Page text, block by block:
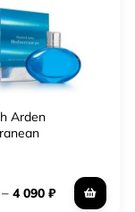
Arden
4 090 ₽